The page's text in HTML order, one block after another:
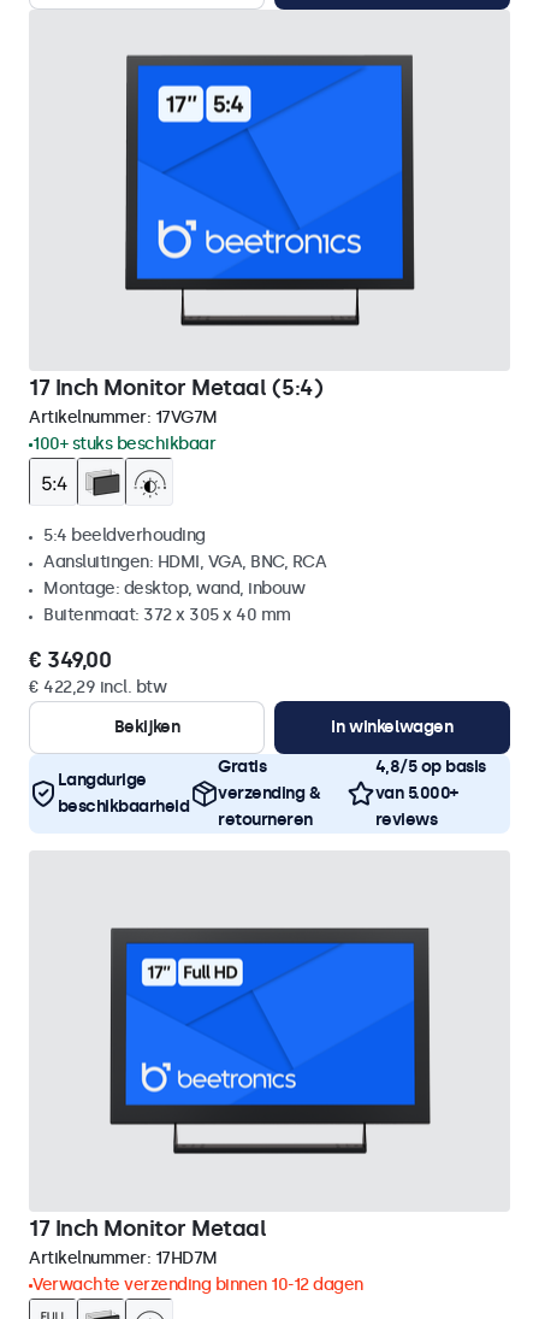
17 Inch Monitor Metaal (5:4)
Artikelnummer: 17VG7M
100+ stuks beschikbaar
5:4 beeldverhouding
Aansluitingen: HDMI, VGA, BNC, RCA
Montage: desktop, wand, inbouw
Buitenmaat: 372 x 305 x 40 mm
€ 349,00
€ 422,29 incl. btw
Bekijken
In winkelwagen
Langdurige
beschikbaarheid
Gratis
verzending &
retourneren
4,8/5 op basis
van 5.000+
reviews
17 Inch Monitor Metaal
Artikelnummer: 17HD7M
Verwachte verzending binnen 10-12 dagen